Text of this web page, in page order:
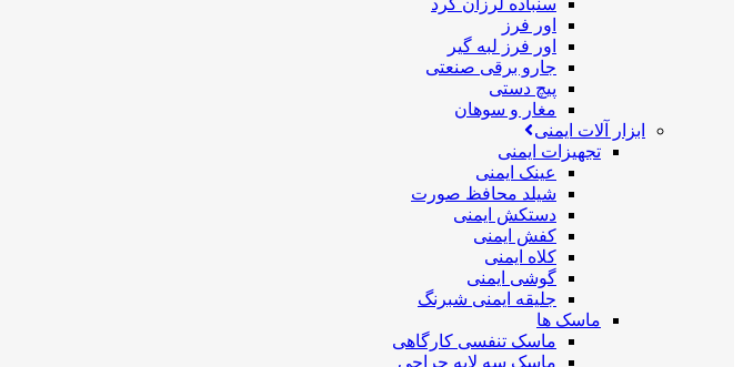
سنباده لرزان گرد
اور فرز
اور فرز لبه گیر
جارو برقی صنعتی
پیچ دستی
مغار و سوهان
ابزار آلات ایمنی
تجهیزات ایمنی
عینک ایمنی
شیلد محافظ صورت
دستکش ایمنی
کفش ایمنی
کلاه ایمنی
گوشی ایمنی
جلیقه ایمنی شبرنگ
ماسک ها
ماسک تنفسی کارگاهی
ماسک سه لایه جراحی